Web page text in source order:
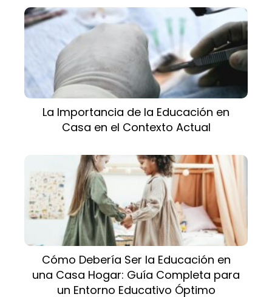
La Importancia de la Educación en
Casa en el Contexto Actual
Cómo Debería Ser la Educación en
una Casa Hogar: Guía Completa para
un Entorno Educativo Óptimo